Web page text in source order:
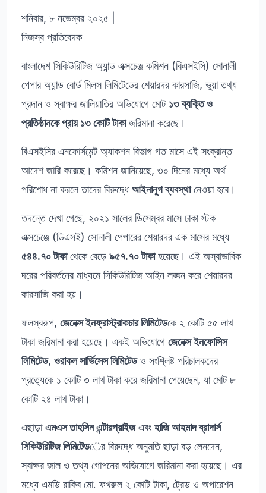
শনিবার, ৮ নভেম্বর ২০২৫
নিজস্ব প্রতিবেদক
বাংলাদেশ সিকিউরিটিজ অ্যান্ড এক্সচেঞ্জ কমিশন (বিএসইসি) সোনালী
পেপার অ্যান্ড বোর্ড মিলস লিমিটেডের শেয়ারদর কারসাজি, ভুয়া তথ্য
প্রদান ও স্বাক্ষর জালিয়াতির অভিযোগে মোট ১৩ ব্যক্তি ও
প্রতিষ্ঠানকে প্রায় ১৩ কোটি টাকাজরিমানা করেছে।
বিএসইসির এনফোর্সমেন্ট অ্যাকশন বিভাগ গত মাসে এই সংক্রান্ত
আদেশ জারি করেছে। কমিশন জানিয়েছে, ৩০ দিনের মধ্যে অর্থ
পরিশোধ না করলে তাদের বিরুদ্ধেআইনানুগ ব্যবস্থানেওয়া হবে।
তদন্তে দেখা গেছে, ২০২১ সালের ডিসেম্বর মাসে ঢাকা স্টক
এক্সচেঞ্জে (ডিএসই) সোনালী পেপারের শেয়ারদর এক মাসের মধ্যে
৫৪৪.৭০ টাকাথেকে বেড়ে ৯৫৭.৭০ টাকাহয়েছে। এই অস্বাভাবিক
দরের পরিবর্তনের মাধ্যমে সিকিউরিটিজ আইন লঙ্ঘন করে শেয়ারদর
কারসাজি করা হয়।
ফলস্বরূপ, জেনেক্স ইনফ্রাস্ট্রাকচার লিমিটেডকে ২ কোটি ৫৫ লাখ
টাকা জরিমানা করা হয়েছে। একই অভিযোগে জেনেক্স ইনফোসিস
লিমিটেড, ওরাকল সার্ভিসেস লিমিটেডও সংশ্লিষ্ট পরিচালকদের
প্রত্যেকে ১ কোটি ৩ লাখ টাকা করে জরিমানা পেয়েছেন, যা মোট ৮
কোটি ২৪ লাখ টাকা।
এছাড়াএমএস তাহসিন এন্টারপ্রাইজএবং হাজি আহমাদ ব্রাদার্স
সিকিউরিটিজ লিমিটেডের বিরুদ্ধে অনুমতি ছাড়া বড় লেনদেন,
স্বাক্ষর জাল ও তথ্য গোপনের অভিযোগে জরিমানা করা হয়েছে। এর
মধ্যে এমডি রাকিব মো. ফখরুল ২ কোটি টাকা, ট্রেড ও অপারেশন